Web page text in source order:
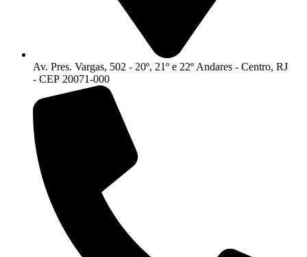
Av. Pres. Vargas, 502 - 20º, 21º e 22º Andares - Centro, RJ
- CEP 20071-000